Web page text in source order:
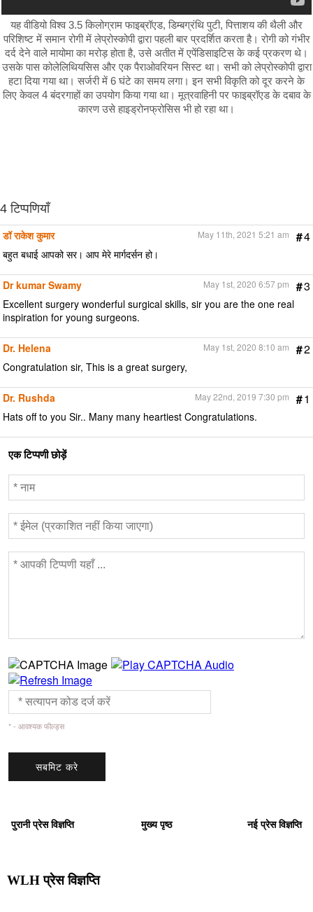
यह वीडियो विश्व 3.5 किलोग्राम फाइब्रॉएड, डिम्बग्रंथि पुटी, पित्ताशय की थैली और
परिशिष्ट में समान रोगी में लेप्रोस्कोपी द्वारा पहली बार प्रदर्शित करता है। रोगी को गंभीर
दर्द देने वाले मायोमा का मरोड़ होता है, उसे अतीत में एपेंडिसाइटिस के कई प्रकरण थे।
उसके पास कोलेलिथियसिस और एक पैराओवरियन सिस्ट था। सभी को लेप्रोस्कोपी द्वारा
हटा दिया गया था। सर्जरी में 6 घंटे का समय लगा। इन सभी विकृति को दूर करने के
लिए केवल 4 बंदरगाहों का उपयोग किया गया था। मूत्रवाहिनी पर फाइब्रॉएड के दबाव के
कारण उसे हाइड्रोनफ्रोसिस भी हो रहा था।
4 टिप्पणियाँ
डॉ राकेश कुमार
#4
May 11th, 2021 5:21 am
बहुत बधाई आपको सर। आप मेरे मार्गदर्सन हो।
Dr kumar Swamy #3
May 1st, 2020 6:57 pm
Excellent surgery wonderful surgical skills, sir you are the one real
inspiration for young surgeons.
Dr. Helena #2
May 1st, 2020 8:10 am
Congratulation sir, This is a great surgery,
Dr. Rushda #1
May 22nd, 2019 7:30 pm
Hats off to you Sir.. Many many heartiest Congratulations.
एक टिप्पणी छोड़ें
* - आवश्यक फील्ड्स
पुरानी प्रेस विज्ञप्ति मुख्य पृष्ठ नई प्रेस विज्ञप्ति
WLH प्रेस विज्ञप्ति